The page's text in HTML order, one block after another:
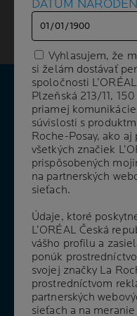
čistiace prostriedky,
špička ľadovca!
VAŠE
NAŠE
ČO MÔŽEM
VYRÁŽKOU?
Ochlaďte a
termálnej vody.
kožnú bariéru
prípravkom, ktorý
s alergénmi,ako
DÁTUM
Vyhlasujem, že
si želám dostávať
spoločnosti
Plzeňská 213/11,
priamej
súvislosti s
Roche-Posay, ako
všetkých značiek
prispôsobených
na partnerských
sieťach.
Údaje, ktoré
L’ORÉAL Česká
vášho profilu a
ponúk
svojej značky La
prostredníctvom
partnerských
sieťach a na
DÁTUM
Vyhlasujem, že
si želám dostávať
spoločnosti
Plzeňská 213/11,
priamej
súvislosti s
Roche-Posay, ako
všetkých značiek
prispôsobených
na partnerských
sieťach.
Údaje, ktoré
L’ORÉAL Česká
vášho profilu a
ponúk
svojej značky La
prostredníctvom
partnerských
sieťach a na